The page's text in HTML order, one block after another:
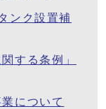
ンク設置補
する条例」
について